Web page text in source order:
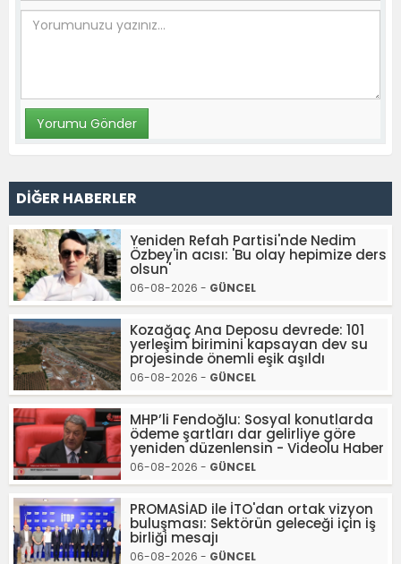
DİĞER HABERLER
Yeniden Refah Partisi'nde Nedim
Özbey'in acısı: 'Bu olay hepimize ders
olsun'
06-08-2026 - GÜNCEL
Kozağaç Ana Deposu devrede: 101
yerleşim birimini kapsayan dev su
projesinde önemli eşik aşıldı
06-08-2026 - GÜNCEL
MHP’li Fendoğlu: Sosyal konutlarda
ödeme şartları dar gelirliye göre
yeniden düzenlensin - Videolu Haber
06-08-2026 - GÜNCEL
PROMASİAD ile İTO'dan ortak vizyon
buluşması: Sektörün geleceği için iş
birliği mesajı
06-08-2026 - GÜNCEL